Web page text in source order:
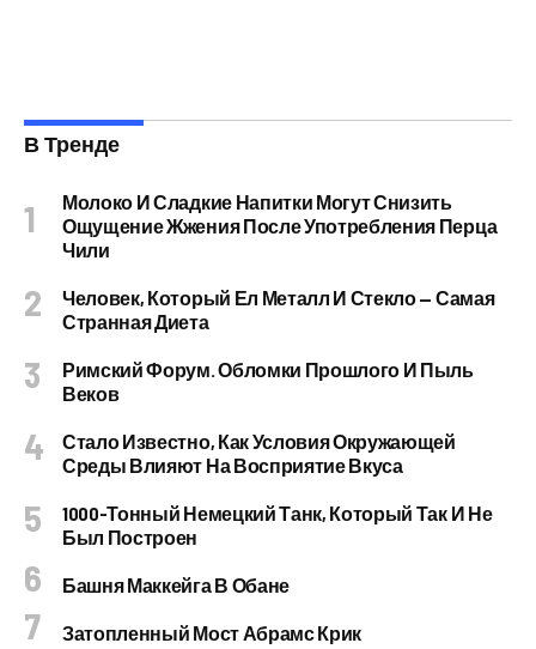
В Тренде
Молоко И Сладкие Напитки Могут Снизить
Ощущение Жжения После Употребления Перца
Чили
Человек, Который Ел Металл И Стекло — Самая
Странная Диета
Римский Форум. Обломки Прошлого И Пыль
Веков
Стало Известно, Как Условия Окружающей
Среды Влияют На Восприятие Вкуса
1000-Тонный Немецкий Танк, Который Так И Не
Был Построен
Башня Маккейга В Обане
Затопленный Мост Абрамс Крик